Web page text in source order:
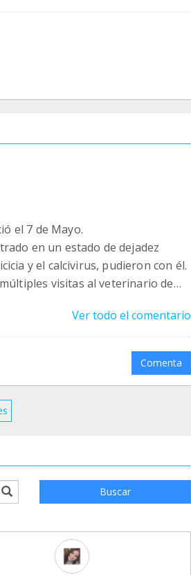
el 7 de Mayo.
en un estado de dejadez
y el calcivirus, pudieron con él.
visitas al veterinario de
dentales... conoció el amor, el
su acogida, que todo eso le estaba
Ver todo el comentario
Comenta
Buscar